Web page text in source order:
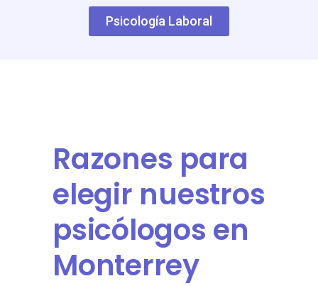
Psicología Laboral
Razones para
elegir nuestros
psicólogos en
Monterrey